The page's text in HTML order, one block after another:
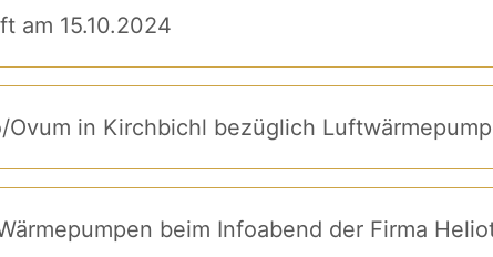
am 15.10.2024
in Kirchbichl bezüglich